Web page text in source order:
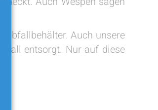
Auch unsere
entsorgt. Nur auf diese